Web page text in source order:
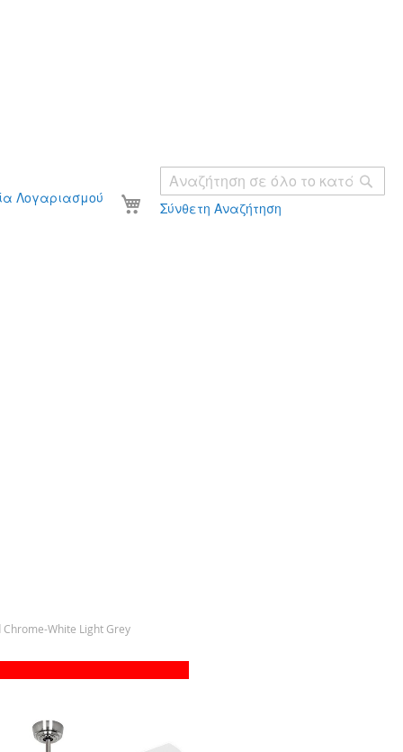
Σύνθετη Αναζήτηση
Το καλάθι σας
Λογαριασμού
Chrome-White Light Grey